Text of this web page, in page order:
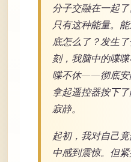
分子交融在一起
只有这种能量。
底怎么了？发生
刻，我脑中的喋
喋不休——彻底安
拿起遥控器按下
寂静。
起初，我对自己
中感到震惊。但